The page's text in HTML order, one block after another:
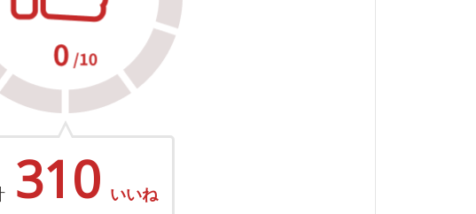
310 いいね